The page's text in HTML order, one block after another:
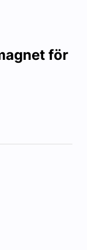
för